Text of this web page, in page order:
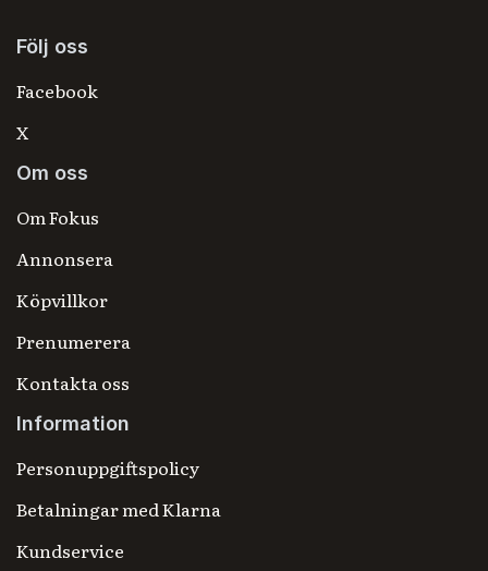
Följ oss
Facebook
X
Om oss
Om Fokus
Annonsera
Köpvillkor
Prenumerera
Kontakta oss
Information
Personuppgiftspolicy
Betalningar med Klarna
Kundservice